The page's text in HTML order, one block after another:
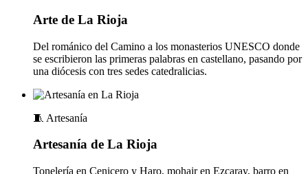
Arte de La Rioja
Del románico del Camino a los monasterios UNESCO donde
se escribieron las primeras palabras en castellano, pasando por
una diócesis con tres sedes catedralicias.
🧵 Artesanía
Artesanía de La Rioja
Tonelería en Cenicero y Haro, mohair en Ezcaray, barro en